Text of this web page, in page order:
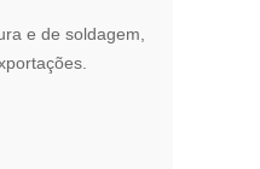
e de soldagem,